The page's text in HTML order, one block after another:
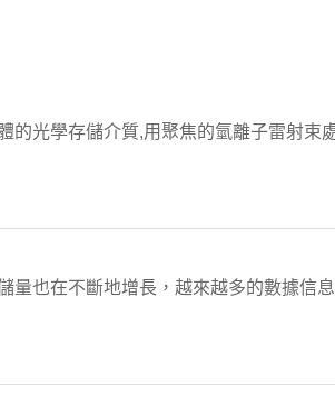
的光學存儲介質,用聚焦的氫離子雷射束
量也在不斷地增長，越來越多的數據信